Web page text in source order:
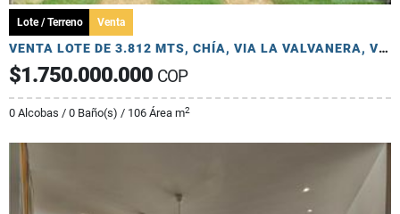
Lote / Terreno Venta
VENTA LOTE DE 3.812 MTS, CHÍA, VIA LA VALVANERA, VEREDA FONQUETÁ
$1.750.000.000 COP
0 Alcobas / 0 Baño(s) / 106 Área m2